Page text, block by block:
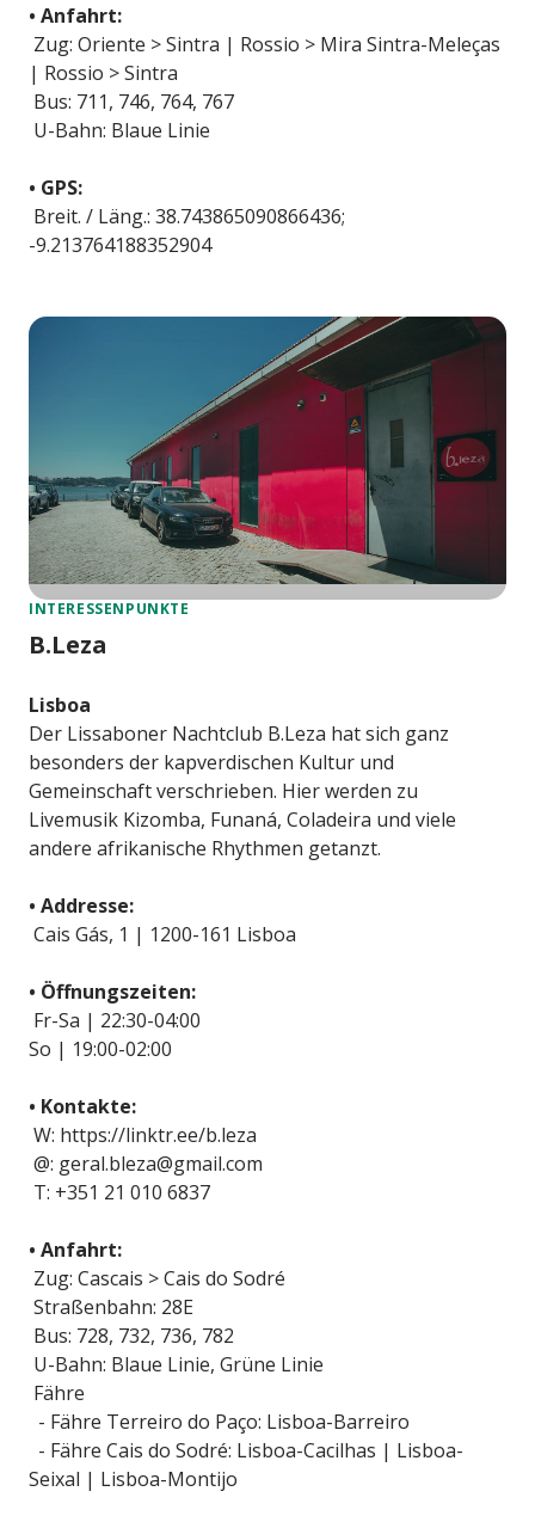
• Anfahrt:
Zug: Oriente > Sintra | Rossio > Mira Sintra-Meleças
| Rossio > Sintra
Bus: 711, 746, 764, 767
U-Bahn: Blaue Linie
• GPS:
Breit. / Läng.: 38.743865090866436;
-9.213764188352904
INTERESSENPUNKTE
B.Leza
Lisboa
Der Lissaboner Nachtclub B.Leza hat sich ganz
besonders der kapverdischen Kultur und
Gemeinschaft verschrieben. Hier werden zu
Livemusik Kizomba, Funaná, Coladeira und viele
andere afrikanische Rhythmen getanzt.
• Addresse:
Cais Gás, 1 | 1200-161 Lisboa
• Öffnungszeiten:
Fr-Sa | 22:30-04:00
So | 19:00-02:00
• Kontakte:
W: https://linktr.ee/b.leza
@: geral.bleza@gmail.com
T: +351 21 010 6837
• Anfahrt:
Zug: Cascais > Cais do Sodré
Straßenbahn: 28E
Bus: 728, 732, 736, 782
U-Bahn: Blaue Linie, Grüne Linie
Fähre
- Fähre Terreiro do Paço: Lisboa-Barreiro
- Fähre Cais do Sodré: Lisboa-Cacilhas | Lisboa-
Seixal | Lisboa-Montijo